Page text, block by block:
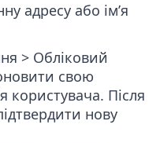
адресу або ім’я
> Обліковий
свою
користувача. Після
нову